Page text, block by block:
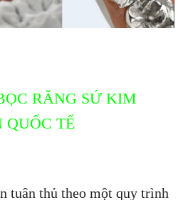
RĂNG SỨ KIM
TẾ
tuân thủ theo một quy trình